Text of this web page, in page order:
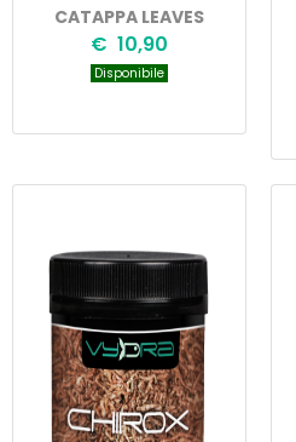
CATAPPA LEAVES
€ 10,90
Disponibile